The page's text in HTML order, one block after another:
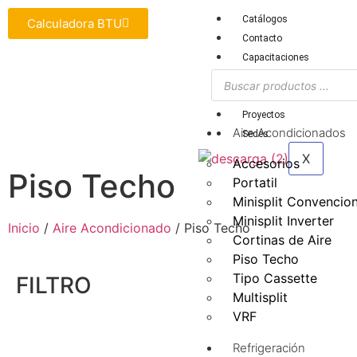
Calculadora BTU
Catálogos
Contacto
Capacitaciones
Política de Privacidad
Proyectos
Sedes
X
Aire Acondicionados
Accesorios
Portatil
Minisplit
Minisplit Inverter
Cortinas de Aire
Piso Techo
Tipo Cassette
Multisplit
VRF
Refrigeración
Piso Techo
Inicio / Aire Acondicionado / Piso Techo
FILTRO